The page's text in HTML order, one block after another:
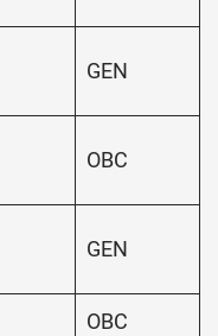
GEN
OBC
GEN
OBC